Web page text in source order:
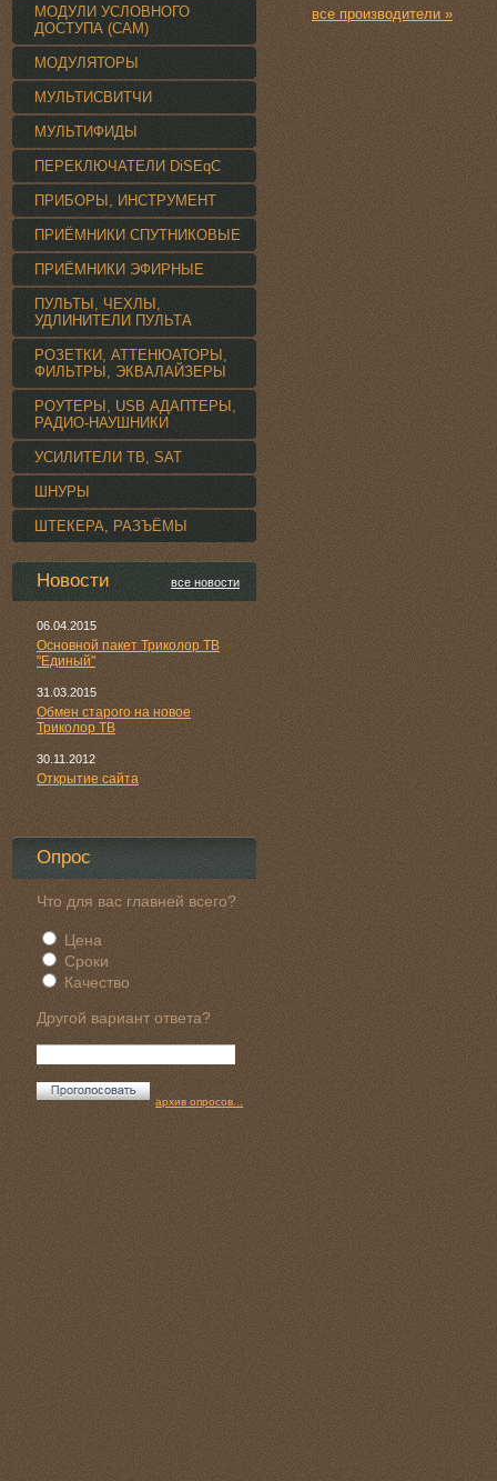
все производители »
МОДУЛИ УСЛОВНОГО
ДОСТУПА (CAM)
МОДУЛЯТОРЫ
МУЛЬТИСВИТЧИ
МУЛЬТИФИДЫ
ПЕРЕКЛЮЧАТЕЛИ DiSEqC
ПРИБОРЫ, ИНСТРУМЕНТ
ПРИЁМНИКИ СПУТНИКОВЫЕ
ПРИЁМНИКИ ЭФИРНЫЕ
ПУЛЬТЫ, ЧЕХЛЫ,
УДЛИНИТЕЛИ ПУЛЬТА
РОЗЕТКИ, АТТЕНЮАТОРЫ,
ФИЛЬТРЫ, ЭКВАЛАЙЗЕРЫ
РОУТЕРЫ, USB АДАПТЕРЫ,
РАДИО-НАУШНИКИ
УСИЛИТЕЛИ TВ, SAT
ШНУРЫ
ШТЕКЕРА, РАЗЪЁМЫ
Новости все новости
06.04.2015
Основной пакет Триколор ТВ
"Единый"
31.03.2015
Обмен старого на новое
Триколор ТВ
30.11.2012
Открытие сайта
Опрос
Что для вас главней всего?
Цена
Сроки
Качество
Другой вариант ответа?
архив опросов...